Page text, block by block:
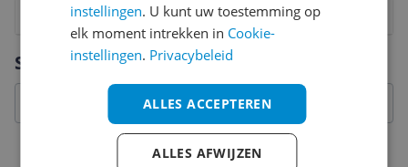
Specificaties
Functies
8
7
6
5
4
3
2
Vraag 1 van 4
instellingen. U kunt uw toestemming op
elk moment intrekken in Cookie-
instellingen. Privacybeleid
ALLES ACCEPTEREN
ALLES AFWIJZEN